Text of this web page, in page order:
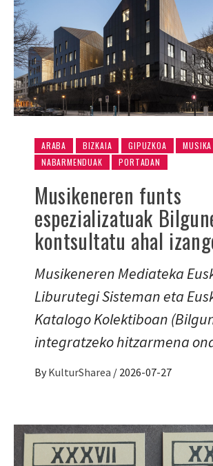
ARABA BIZKAIA GIPUZKOA
MUSIKA
NABARMENDUAK
PORTADAN
Musikeneren funts
espezializatuak
kontsultatu ahal
Musikeneren Mediateka
Liburutegi Sisteman eta
Katalogo Kolektiboan
integratzeko hitzarmena
By KulturSharea / 2026-07-27